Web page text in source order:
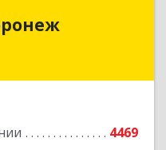
4469
Бит, Воронеж
Воронеж г, 20-летия